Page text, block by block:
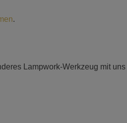
.
Lampwork-Werkzeug mit